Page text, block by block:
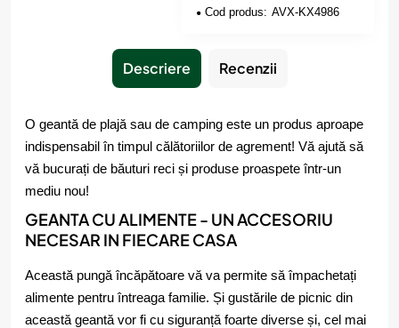
Cod produs: AVX-KX4986
Descriere Recenzii
O geantă de plajă sau de camping este un produs aproape
indispensabil în timpul călătoriilor de agrement! Vă ajută să
vă bucurați de băuturi reci și produse proaspete într-un
mediu nou!
GEANTA CU ALIMENTE - UN ACCESORIU
NECESAR IN FIECARE CASA
Această pungă încăpătoare vă va permite să împachetați
alimente pentru întreaga familie. Și gustările de picnic din
această geantă vor fi cu siguranță foarte diverse și, cel mai